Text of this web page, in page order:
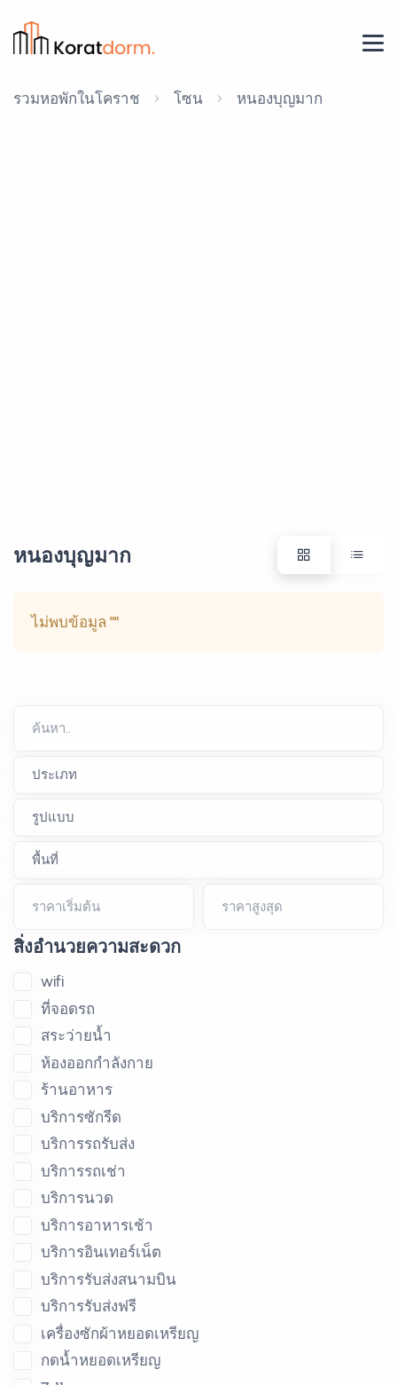
รวมหอพักในโคราช โซน หนองบุญมาก
หนองบุญมาก
ไม่พบข้อมูล ""
ค้นหา..
ราคาเริ่มต้น ราคาสูงสุด
สิ่งอำนวยความสะดวก
wifi
ที่จอดรถ
สระว่ายน้ำ
ห้องออกกำลังกาย
ร้านอาหาร
บริการซักรีด
บริการรถรับส่ง
บริการรถเช่า
บริการนวด
บริการอาหารเช้า
บริการอินเทอร์เน็ต
บริการรับส่งสนามบิน
บริการรับส่งฟรี
เครื่องซักผ้าหยอดเหรียญ
กดน้ำหยอดเหรียญ